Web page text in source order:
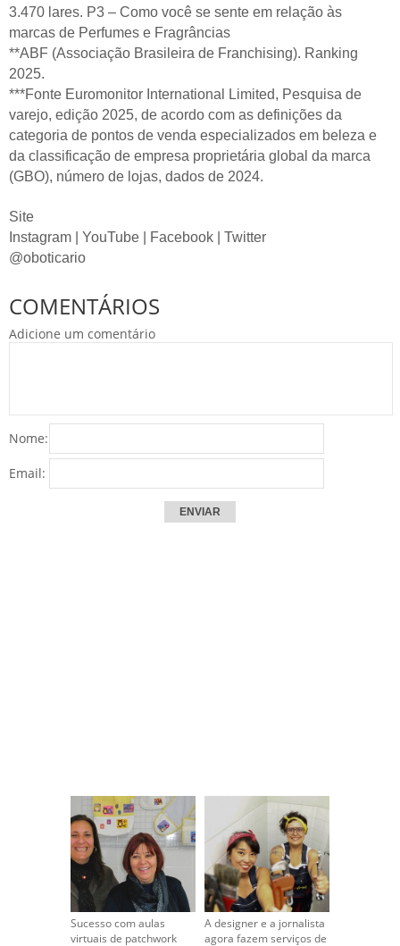
3.470 lares. P3 – Como você se sente em relação às
marcas de Perfumes e Fragrâncias
**ABF (Associação Brasileira de Franchising). Ranking
2025.
***Fonte Euromonitor International Limited, Pesquisa de
varejo, edição 2025, de acordo com as definições da
categoria de pontos de venda especializados em beleza e
da classificação de empresa proprietária global da marca
(GBO), número de lojas, dados de 2024.
Site
Instagram | YouTube | Facebook | Twitter
@oboticario
COMENTÁRIOS
Adicione um comentário
Nome:
Email:
Sucesso com aulas
virtuais de patchwork
A designer e a jornalista
agora fazem serviços de